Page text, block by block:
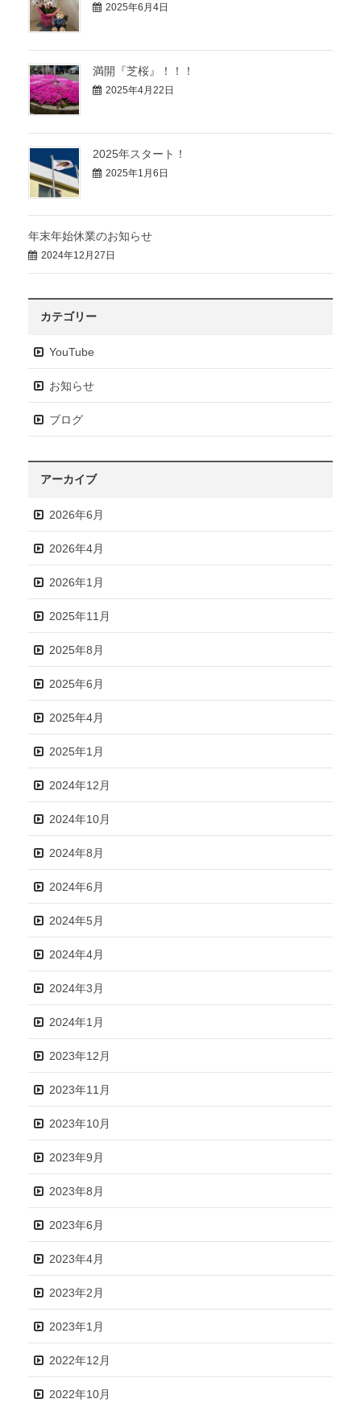
2025年6月4日
満開『芝桜』！！！
2025年4月22日
2025年スタート！
2025年1月6日
年末年始休業のお知らせ
2024年12月27日
カテゴリー
YouTube
お知らせ
ブログ
アーカイブ
2026年6月
2026年4月
2026年1月
2025年11月
2025年8月
2025年6月
2025年4月
2025年1月
2024年12月
2024年10月
2024年8月
2024年6月
2024年5月
2024年4月
2024年3月
2024年1月
2023年12月
2023年11月
2023年10月
2023年9月
2023年8月
2023年6月
2023年4月
2023年2月
2023年1月
2022年12月
2022年10月